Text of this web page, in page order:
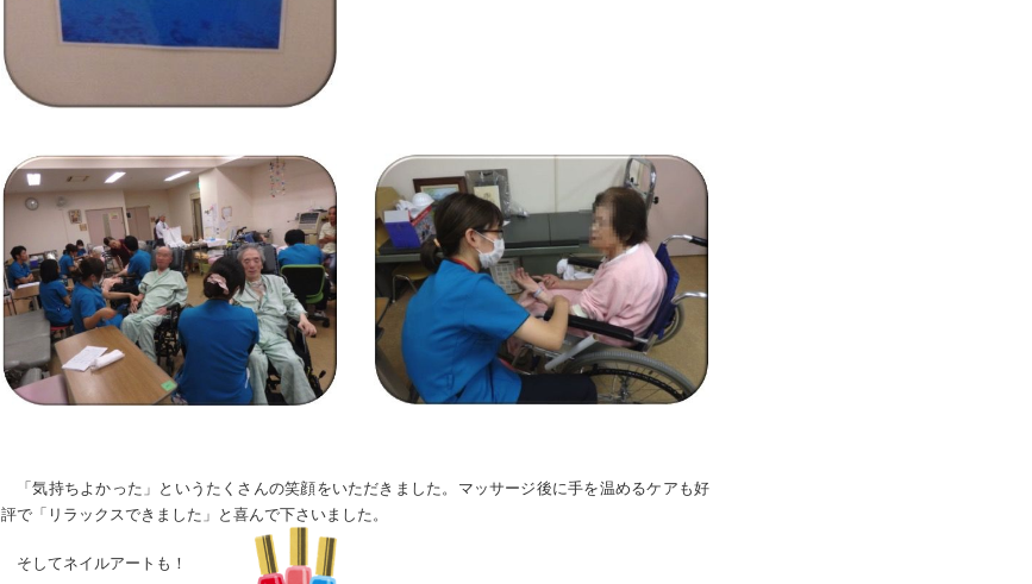
「気持ちよかった」というたくさんの笑顔をいただきました。マッサージ後に手を温めるケアも好
評で「リラックスできました」と喜んで下さいました。
そしてネイルアートも！